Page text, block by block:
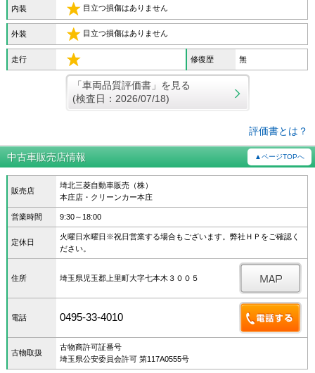
内装 目立つ損傷はありません
外装 目立つ損傷はありません
走行 修復歴 無
「車両品質評価書」を見る
(検査日：2026/07/18)
評価書とは？
中古車販売店情報 ▲ページTOPへ
販売店
埼北三菱自動車販売（株）
本庄店・クリーンカー本庄
営業時間 9:30～18:00
定休日
火曜日水曜日※祝日営業する場合もございます。弊社ＨＰをご確認く
ださい。
住所 埼玉県児玉郡上里町大字七本木３００５
電話 0495-33-4010
古物取扱
古物商許可証番号
埼玉県公安委員会許可 第117A0555号